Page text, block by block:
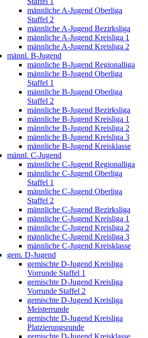
männliche A-Jugend Oberliga
Staffel 2
männliche A-Jugend Bezirksliga
männliche A-Jugend Kreisliga 1
männliche A-Jugend Kreisliga 2
männl. B-Jugend
männliche B-Jugend Regionalliga
männliche B-Jugend Oberliga
Staffel 1
männliche B-Jugend Oberliga
Staffel 2
männliche B-Jugend Bezirksliga
männliche B-Jugend Kreisliga 1
männliche B-Jugend Kreisliga 2
männliche B-Jugend Kreisliga 3
männliche B-Jugend Kreisklasse
männl. C-Jugend
männliche C-Jugend Regionalliga
männliche C-Jugend Oberliga
Staffel 1
männliche C-Jugend Oberliga
Staffel 2
männliche C-Jugend Bezirksliga
männliche C-Jugend Kreisliga 1
männliche C-Jugend Kreisliga 2
männliche C-Jugend Kreisliga 3
männliche C-Jugend Kreisklasse
gem. D-Jugend
gemischte D-Jugend Kreisliga
Vorrunde Staffel 1
gemischte D-Jugend Kreisliga
Vorrunde Staffel 2
gemischte D-Jugend Kreisliga
Meisterrunde
gemischte D-Jugend Kreisliga
Platzierungsrunde
gemischte D-Jugend Kreisklasse